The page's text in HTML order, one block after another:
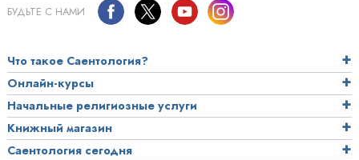
БУДЬТЕ С НАМИ
Что такое Саентология?
Онлайн-курсы
Начальные религиозные услуги
Книжный магазин
Саентология сегодня